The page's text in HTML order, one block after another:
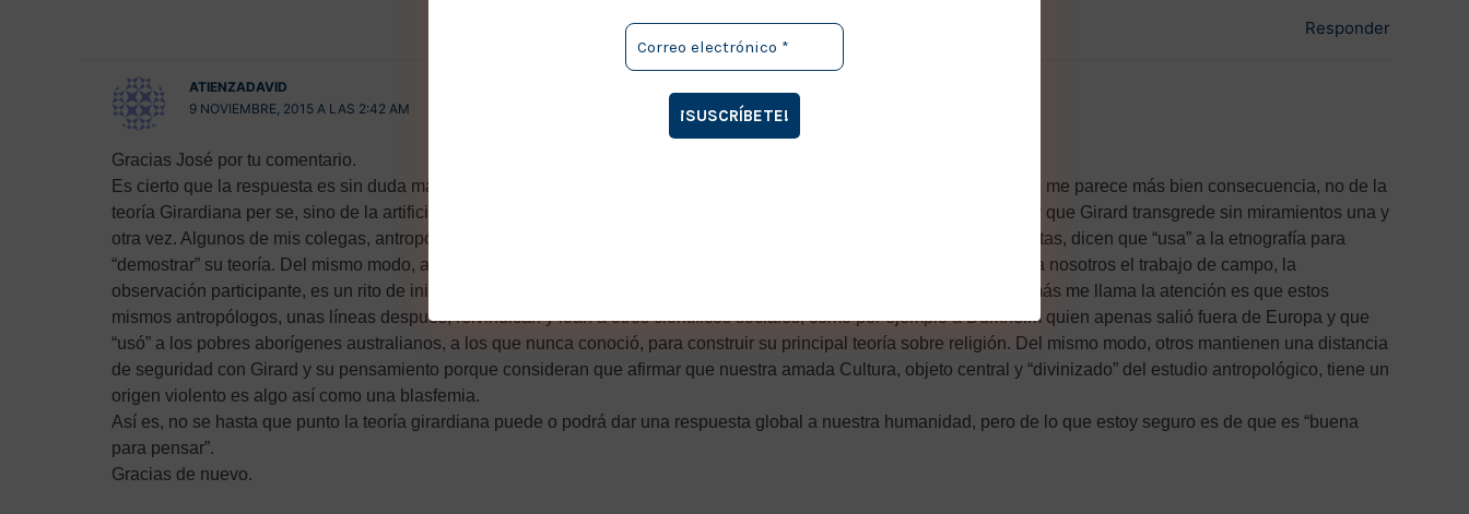
Responder
ATIENZADAVID
9 NOVIEMBRE, 2015 A LAS 2:42 AM
Gracias José por tu comentario.
Es cierto que la respuesta es sin duda más compleja. Yo también creo que existe cierta “indecisión epistemológica” pero me parece más bien consecuencia, no de la
teoría Girardiana per se, sino de la artificial compartimentalización académica que sufre hoy el pensamiento occidental y que Girard transgrede sin miramientos una y
otra vez. Algunos de mis colegas, antropólogos culturales, rechazan el pensamiento Girardiano porque, como bien apuntas, dicen que “usa” a la etnografía para
“demostrar” su teoría. Del mismo modo, acusan a Girard de no haber pisado el campo jamás, y podrás imaginar que para nosotros el trabajo de campo, la
observación participante, es un rito de iniciación a la antropología adulta. Podría ser un punto a considerar pero lo que más me llama la atención es que estos
mismos antropólogos, unas líneas después, reivindican y loan a otros científicos sociales, como por ejemplo a Durkheim quien apenas salió fuera de Europa y que
“usó” a los pobres aborígenes australianos, a los que nunca conoció, para construir su principal teoría sobre religión. Del mismo modo, otros mantienen una distancia
de seguridad con Girard y su pensamiento porque consideran que afirmar que nuestra amada Cultura, objeto central y “divinizado” del estudio antropológico, tiene un
origen violento es algo así como una blasfemia.
Así es, no se hasta que punto la teoría girardiana puede o podrá dar una respuesta global a nuestra humanidad, pero de lo que estoy seguro es de que es “buena
para pensar”.
Gracias de nuevo.